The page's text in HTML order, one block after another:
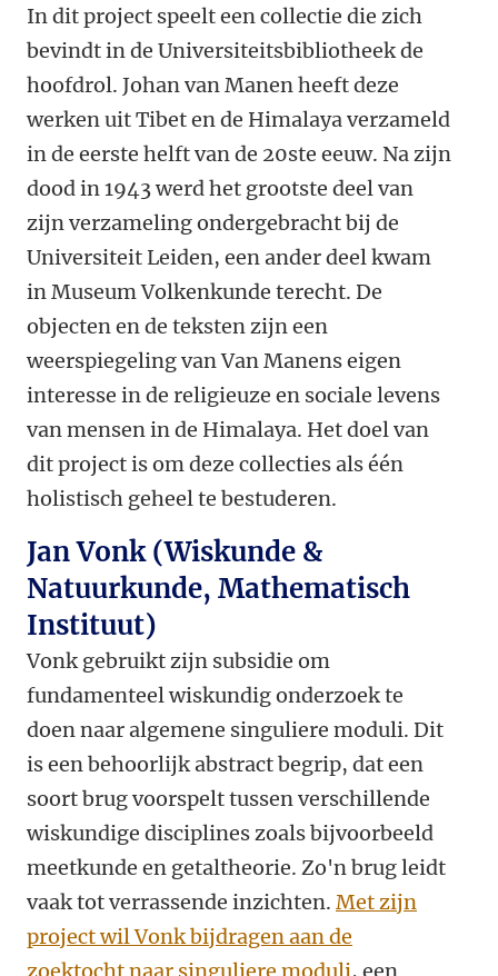
In dit project speelt een collectie die zich
bevindt in de Universiteitsbibliotheek de
hoofdrol. Johan van Manen heeft deze
werken uit Tibet en de Himalaya verzameld
in de eerste helft van de 20ste eeuw. Na zijn
dood in 1943 werd het grootste deel van
zijn verzameling ondergebracht bij de
Universiteit Leiden, een ander deel kwam
in Museum Volkenkunde terecht. De
objecten en de teksten zijn een
weerspiegeling van Van Manens eigen
interesse in de religieuze en sociale levens
van mensen in de Himalaya. Het doel van
dit project is om deze collecties als één
holistisch geheel te bestuderen.
Jan Vonk (Wiskunde &
Natuurkunde, Mathematisch
Instituut)
Vonk gebruikt zijn subsidie om
fundamenteel wiskundig onderzoek te
doen naar algemene singuliere moduli. Dit
is een behoorlijk abstract begrip, dat een
soort brug voorspelt tussen verschillende
wiskundige disciplines zoals bijvoorbeeld
meetkunde en getaltheorie. Zo'n brug leidt
vaak tot verrassende inzichten. Met zijn
project wil Vonk bijdragen aan de